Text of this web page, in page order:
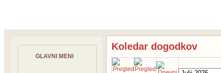
GLAVNI MENI
Koledar dogodkov